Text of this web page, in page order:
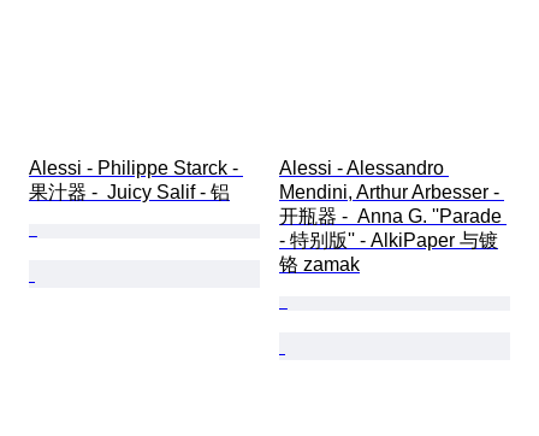
Alessi - Philippe Starck -
果汁器 -  Juicy Salif - 铝
Alessi - Alessandro
Mendini, Arthur Arbesser -
开瓶器 -  Anna G. ''Parade
- 特别版'' - AlkiPaper 与镀
铬 zamak